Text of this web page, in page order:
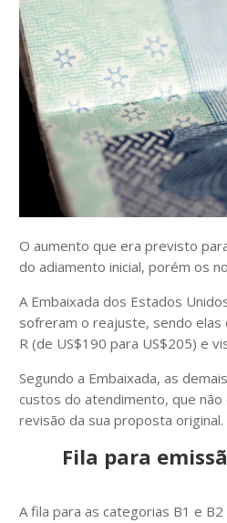
O aumento que era previsto
do adiamento inicial, porém os
A Embaixada dos Estados
sofreram o reajuste, sendo elas
R (de US$190 para US$205) e
Segundo a Embaixada, as
custos do atendimento, que
revisão da sua proposta original.
Fila para
A fila para as categorias B1 e